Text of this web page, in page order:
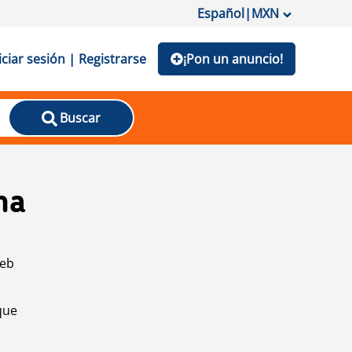
Español|MXN
sesión | Registrarse ¡Pon un anuncio!
Buscar